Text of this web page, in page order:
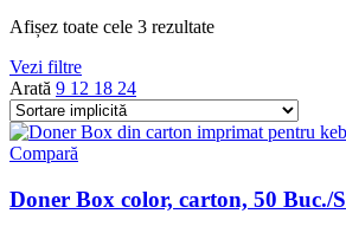
Afișez toate cele 3 rezultate
Vezi filtre
Arată 9 12 18 24
Compară
Doner Box color, carton, 50 Buc./